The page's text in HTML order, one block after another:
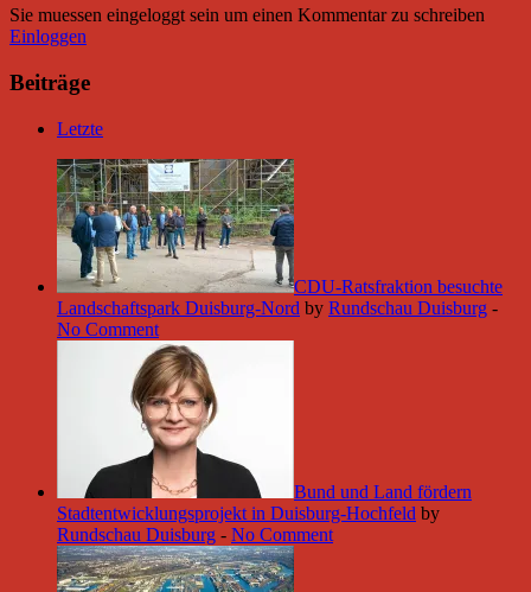
Sie muessen eingeloggt sein um einen Kommentar zu schreiben
Einloggen
Beiträge
Letzte
CDU-Ratsfraktion besuchte
Landschaftspark Duisburg-Nord by Rundschau Duisburg -
No Comment
Bund und Land fördern
Stadtentwicklungsprojekt in Duisburg-Hochfeld by
Rundschau Duisburg - No Comment